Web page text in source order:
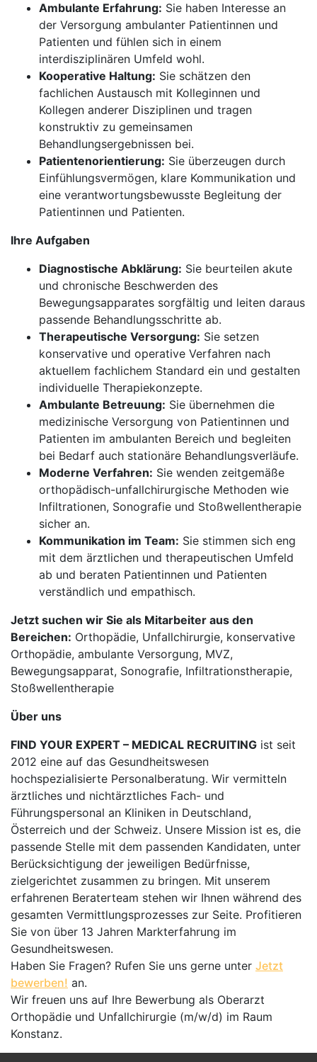
Ambulante Erfahrung: Sie haben Interesse an
der Versorgung ambulanter Patientinnen und
Patienten und fühlen sich in einem
interdisziplinären Umfeld wohl.
Kooperative Haltung: Sie schätzen den
fachlichen Austausch mit Kolleginnen und
Kollegen anderer Disziplinen und tragen
konstruktiv zu gemeinsamen
Behandlungsergebnissen bei.
Patientenorientierung: Sie überzeugen durch
Einfühlungsvermögen, klare Kommunikation und
eine verantwortungsbewusste Begleitung der
Patientinnen und Patienten.
Ihre Aufgaben
Diagnostische Abklärung: Sie beurteilen akute
und chronische Beschwerden des
Bewegungsapparates sorgfältig und leiten daraus
passende Behandlungsschritte ab.
Therapeutische Versorgung: Sie setzen
konservative und operative Verfahren nach
aktuellem fachlichem Standard ein und gestalten
individuelle Therapiekonzepte.
Ambulante Betreuung: Sie übernehmen die
medizinische Versorgung von Patientinnen und
Patienten im ambulanten Bereich und begleiten
bei Bedarf auch stationäre Behandlungsverläufe.
Moderne Verfahren: Sie wenden zeitgemäße
orthopädisch-unfallchirurgische Methoden wie
Infiltrationen, Sonografie und Stoßwellentherapie
sicher an.
Kommunikation im Team: Sie stimmen sich eng
mit dem ärztlichen und therapeutischen Umfeld
ab und beraten Patientinnen und Patienten
verständlich und empathisch.
Jetzt suchen wir Sie als Mitarbeiter aus den
Bereichen: Orthopädie, Unfallchirurgie, konservative
Orthopädie, ambulante Versorgung, MVZ,
Bewegungsapparat, Sonografie, Infiltrationstherapie,
Stoßwellentherapie
Über uns
FIND YOUR EXPERT – MEDICAL RECRUITING ist seit
2012 eine auf das Gesundheitswesen
hochspezialisierte Personalberatung. Wir vermitteln
ärztliches und nichtärztliches Fach- und
Führungspersonal an Kliniken in Deutschland,
Österreich und der Schweiz. Unsere Mission ist es, die
passende Stelle mit dem passenden Kandidaten, unter
Berücksichtigung der jeweiligen Bedürfnisse,
zielgerichtet zusammen zu bringen. Mit unserem
erfahrenen Beraterteam stehen wir Ihnen während des
gesamten Vermittlungsprozesses zur Seite. Profitieren
Sie von über 13 Jahren Markterfahrung im
Gesundheitswesen.
Haben Sie Fragen? Rufen Sie uns gerne unter Jetzt
bewerben! an.
Wir freuen uns auf Ihre Bewerbung als Oberarzt
Orthopädie und Unfallchirurgie (m/w/d) im Raum
Konstanz.